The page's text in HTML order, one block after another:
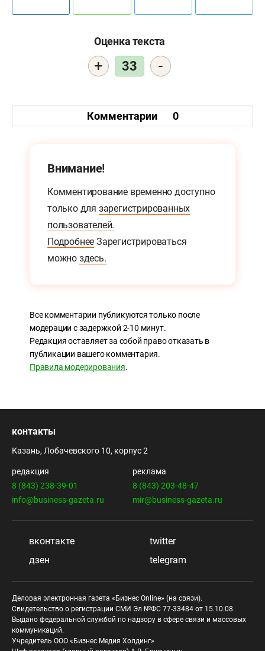
Оценка текста
+ 33 -
Комментарии 0
Внимание!
Комментирование временно доступно
только для зарегистрированных
пользователей.
Подробнее Зарегистрироваться
можно здесь.
Все комментарии публикуются только после
модерации с задержкой 2-10 минут.
Редакция оставляет за собой право отказать в
публикации вашего комментария.
Правила модерирования.
контакты
Казань, Лобачевского 10, корпус 2
редакция
8 (843) 238-39-01
info@business-gazeta.ru
реклама
8 (843) 203-48-47
mir@business-gazeta.ru
вконтакте
twitter
дзен
telegram
Деловая электронная газета «Бизнес Online» (на связи).
Свидетельство о регистрации СМИ Эл №ФС 77-33484 от 15.10.08.
Выдано федеральной службой по надзору в сфере связи и массовых
коммуникаций.
Учредитель ООО «Бизнес Медия Холдинг»